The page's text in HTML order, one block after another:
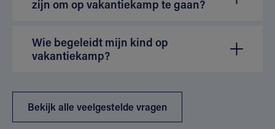
zijn om op vakantiekamp te gaan?
Wie begeleidt mijn kind op
vakantiekamp?
Bekijk alle veelgestelde vragen